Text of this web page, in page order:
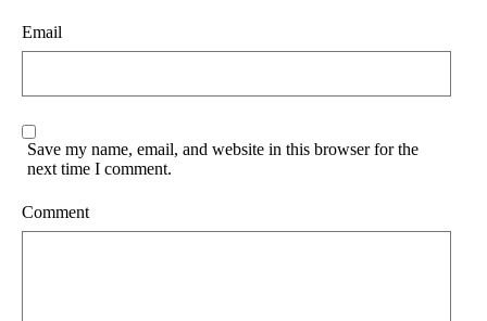
Email
Save my name, email, and website in this browser for the
next time I comment.
Comment